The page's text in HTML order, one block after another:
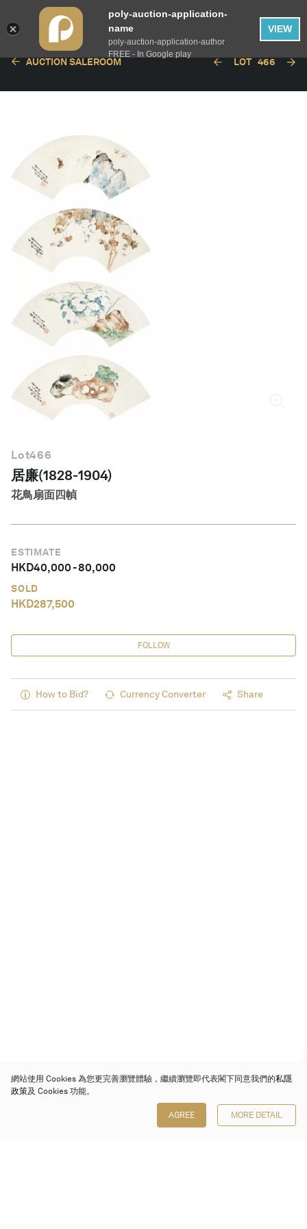
繁體中文
AUCTION SALEROOM LOT 466
Lot466
居廉(1828-1904)
花鳥扇面四幀
ESTIMATE
HKD40,000-80,000
SOLD
HKD287,500
FOLLOW
How to Bid? Currency Converter Share
網站使用 Cookies 為您更完善瀏覽體驗，繼續瀏覽即代表閣下同意我們的私隱
政策及 Cookies 功能。
AGREE MORE DETAIL
poly-auction-application-
name
poly-auction-application-author
FREE - In Google play
VIEW